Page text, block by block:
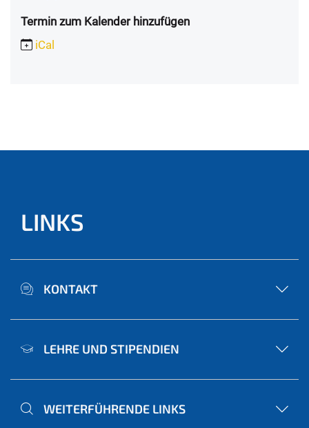
Termin zum Kalender hinzufügen
iCal
LINKS
KONTAKT
LEHRE UND STIPENDIEN
WEITERFÜHRENDE LINKS